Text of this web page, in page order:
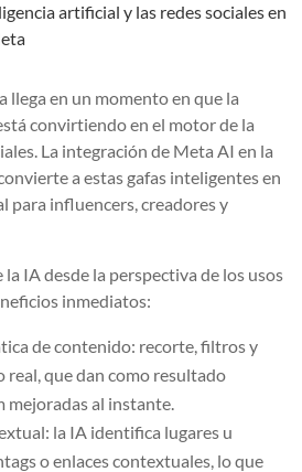
artificial y las redes sociales en
llega en un momento en que la
convirtiendo en el motor de la
La integración de Meta AI en la
a estas gafas inteligentes en
para influencers, creadores y
IA desde la perspectiva de los usos
inmediatos:
de contenido: recorte, filtros y
real, que dan como resultado
mejoradas al instante.
la IA identifica lugares u
o enlaces contextuales, lo que